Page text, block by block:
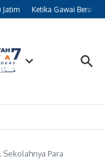
Ketika Gawai Beralih
Sekolahnya Para